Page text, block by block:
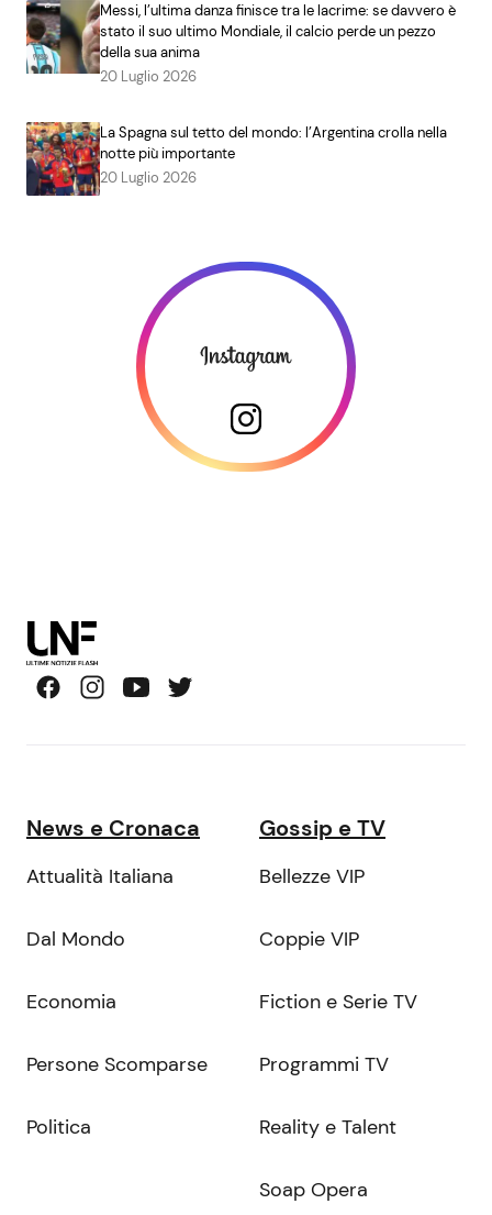
Messi, l’ultima danza finisce tra le lacrime: se davvero è
stato il suo ultimo Mondiale, il calcio perde un pezzo
della sua anima
20 Luglio 2026
La Spagna sul tetto del mondo: l’Argentina crolla nella
notte più importante
20 Luglio 2026
News e Cronaca
Attualità Italiana
Dal Mondo
Economia
Persone Scomparse
Politica
Gossip e TV
Bellezze VIP
Coppie VIP
Fiction e Serie TV
Programmi TV
Reality e Talent
Soap Opera